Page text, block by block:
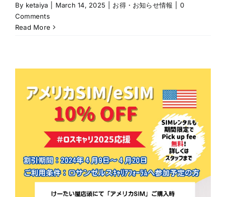
By ketaiya March 14, 2025 お得・お知らせ情報
0
Comments
Read More